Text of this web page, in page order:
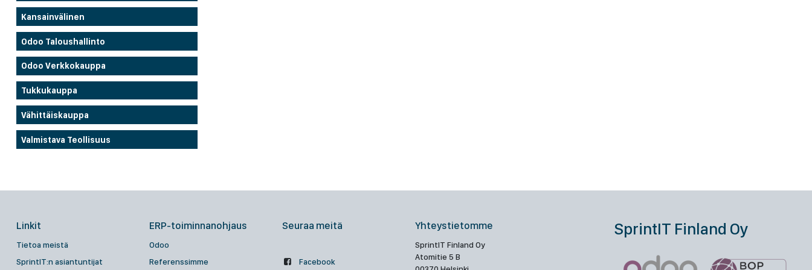
Kansainvälinen
Odoo Taloushallinto
Odoo Verkkokauppa
Tukkukauppa
Vähittäiskauppa
Valmistava Teollisuus
Linkit
Tietoa meistä
SprintIT:n asiantuntijat
ERP-toiminnanohjaus
Odoo
Referenssimme
Seuraa meitä
Facebook
Yhteystietomme
SprintIT Finland Oy
Atomitie 5 B
SprintIT Finland Oy